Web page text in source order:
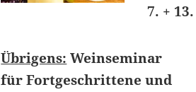
7. +
Übrigens: Weinseminar
fürFortgeschritteneund